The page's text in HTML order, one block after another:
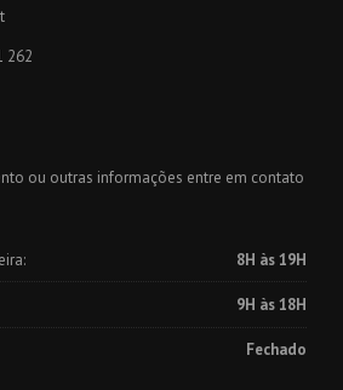
262
ou outras informações entre em contato
8H às 19H
9H às 18H
Fechado